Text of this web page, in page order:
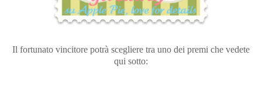
Il fortunato vincitore potrà scegliere tra uno dei premi che vedete
qui sotto: